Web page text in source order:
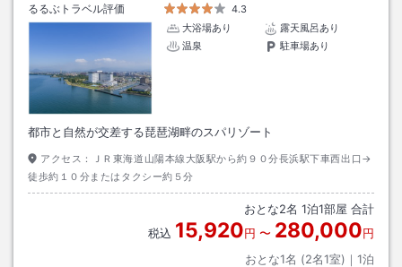
るるぶトラベル評価
4.3
大浴場あり
露天風呂あり
温泉
駐車場あり
都市と自然が交差する琵琶湖畔のスパリゾート
アクセス：
ＪＲ東海道山陽本線大阪駅から約９０分長浜駅下車西出口→
徒歩約１０分またはタクシー約５分
おとな2名 1泊1部屋 合計
税込 15,920円 〜 280,000円
おとな1名 (2名1室)｜ 1泊